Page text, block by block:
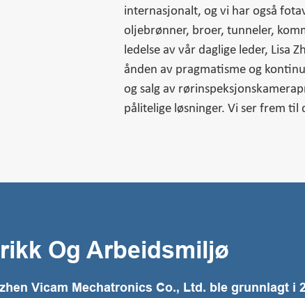
internasjonalt, og vi har også
oljebrønner, broer, tunneler,
ledelse av vår daglige leder, Lisa
ånden av pragmatisme og
og salg av
pålitelige løsninger. Vi ser frem
Og Arbeidsmiljø
Vicam Mechatronics Co., Ltd. ble grunnlagt i